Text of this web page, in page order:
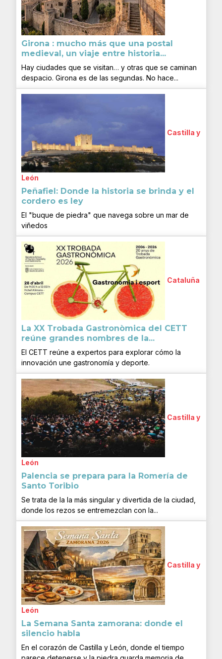
Girona : mucho más que una postal
medieval, un viaje entre historia...
Hay ciudades que se visitan… y otras que se caminan
despacio. Girona es de las segundas. No hace...
Castilla y
León
Peñafiel: Donde la historia se brinda y el
cordero es ley
El "buque de piedra" que navega sobre un mar de
viñedos
Cataluña
La XX Trobada Gastronòmica del CETT
reúne grandes nombres de la...
El CETT reúne a expertos para explorar cómo la
innovación une gastronomía y deporte.
Castilla y
León
Palencia se prepara para la Romería de
Santo Toribio
Se trata de la la más singular y divertida de la ciudad,
donde los rezos se entremezclan con la...
Castilla y
León
La Semana Santa zamorana: donde el
silencio habla
En el corazón de Castilla y León, donde el tiempo